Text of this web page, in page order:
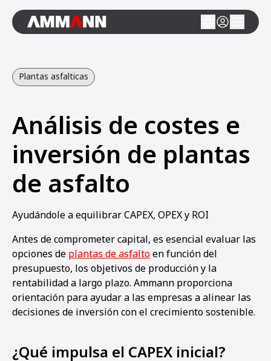
Plantas asfalticas
Análisis de costes e
inversión de plantas
de asfalto
Ayudándole a equilibrar CAPEX, OPEX y ROI
Antes de comprometer capital, es esencial evaluar las
opciones de plantas de asfaltoen función del
presupuesto, los objetivos de producción y la
rentabilidad a largo plazo. Ammann proporciona
orientación para ayudar a las empresas a alinear las
decisiones de inversión con el crecimiento sostenible.
¿Qué impulsa el CAPEX inicial?